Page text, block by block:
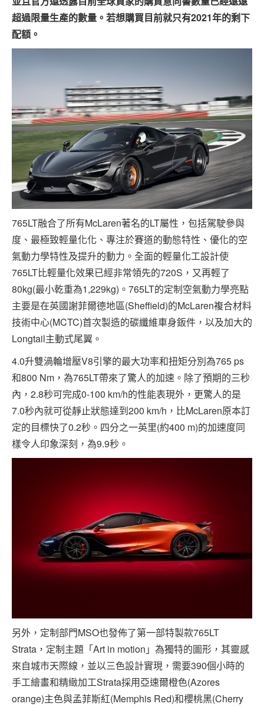
超過限量生產的數量。若想購買目前就只有2021年的剩下
配額。
765LT融合了所有McLaren著名的LT屬性，包括駕駛參與
度、最極致輕量化化、專注於賽道的動態特性、優化的空
氣動力學特性及提升的動力。全面的輕量化工設計使
765LT比輕量化效果已經非常領先的720S，又再輕了
80kg(最小乾重為1,229kg)。765LT的定制空氣動力學亮點
主要是在英國謝菲爾德地區(Sheffield)的McLaren複合材料
技術中心(MCTC)首次製造的碳纖維車身鈑件，以及加大的
Longtail主動式尾翼。
4.0升雙渦輪增壓V8引擎的最大功率和扭矩分別為765 ps
和800 Nm，為765LT帶來了驚人的加速。除了預期的三秒
內，2.8秒可完成0-100 km/h的性能表現外，更驚人的是
7.0秒內就可從靜止狀態達到200 km/h，比McLaren原本訂
定的目標快了0.2秒。四分之一英里(約400 m)的加速度同
樣令人印象深刻，為9.9秒。
另外，定制部門MSO也發佈了第一部特製款765LT
Strata，定制主題「Art in motion」為獨特的圖形，其靈感
來自城市天際線，並以三色設計實現，需要390個小時的
手工繪畫和精緻加工Strata採用亞速爾橙色(Azores
orange)主色與孟菲斯紅(Memphis Red)和櫻桃黑(Cherry